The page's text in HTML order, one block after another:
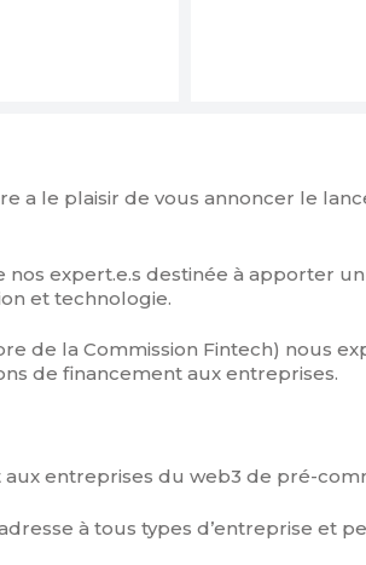
a le plaisir de vous annoncer le
expert.e.s destinée à apporter
et technologie.
de la Commission Fintech) nous
de financement aux entreprises.
entreprises du web3 de pré-
à tous types d’entreprise et